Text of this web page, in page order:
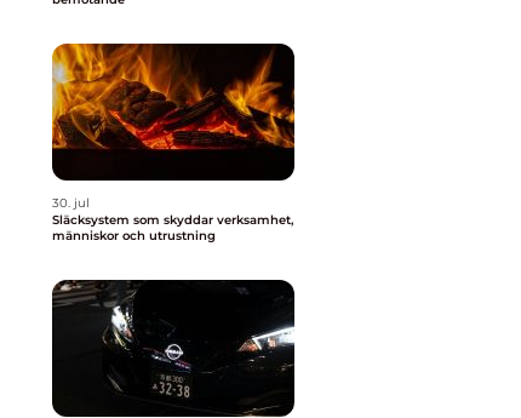
30. jul
Släcksystem som skyddar verksamhet,
människor och utrustning